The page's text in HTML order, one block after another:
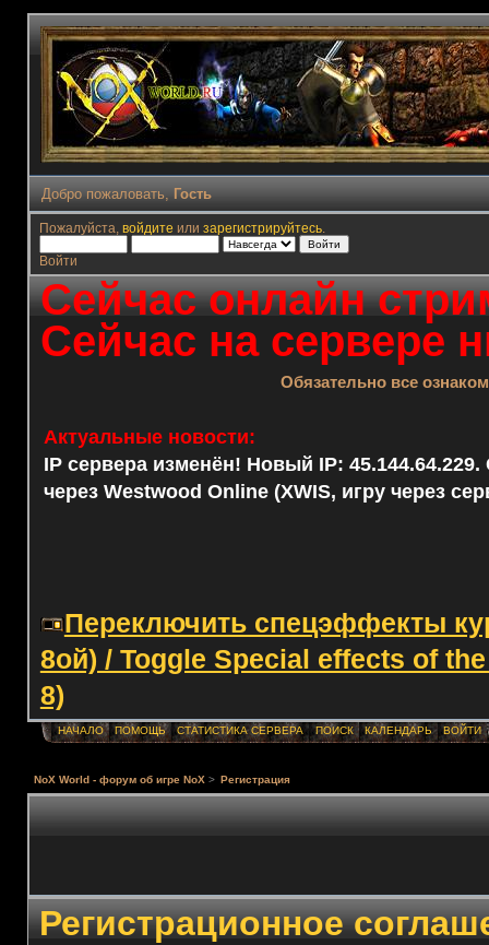
Добро пожаловать, Гость
Пожалуйста, войдите или зарегистрируйтесь.
Войти
Сейчас онлайн
Сейчас на сервере
Обязательно все
Актуальные новости:
IP сервера изменён! Новый IP: 45.144.64.229.
через Westwood Online (XWIS, игру через
Переключить спецэффекты
8ой) / Toggle Special effects of
8)
НАЧАЛО ПОМОЩЬ СТАТИСТИКА СЕРВЕРА ПОИСК КАЛЕНДАРЬ ВОЙТИ
NoX World - форум об игре NoX > Регистрация
Регистрационное